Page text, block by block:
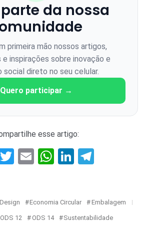
da nossa
primeira mão nossos artigos,
e inspirações sobre inovação e
social direto no seu celular.
Quero participar →
esse artigo:
Twitter
EmailWhatsApp
LinkedIn
Design Economia Circular Embalagem
ODS 12 ODS 14 Sustentabilidade